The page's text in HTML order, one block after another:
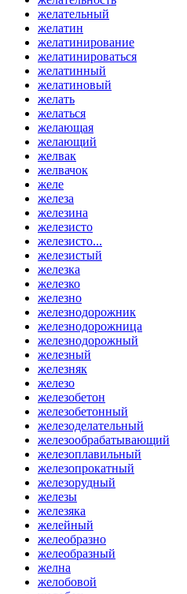
желательный
желатин
желатинирование
желатинироваться
желатинный
желатиновый
желать
желаться
желающая
желающий
желвак
желвачок
желе
железа
железина
железисто
железисто...
железистый
железка
железко
железно
железнодорожник
железнодорожница
железнодорожный
железный
железняк
железо
железобетон
железобетонный
железоделательный
железообрабатывающий
железоплавильный
железопрокатный
железорудный
железы
железяка
желейный
желеобразно
желеобразный
желна
желобовой